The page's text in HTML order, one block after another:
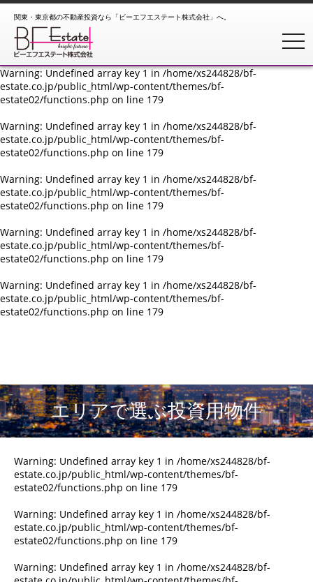
Warning: Undefined array key 1 in/home/xs244828/bf-
estate.co.jp/public_html/wp-content/themes/bf-
estate02/functions.php
Warning: Undefined array key 1 in/home/xs244828/bf-
estate.co.jp/public_html/wp-content/themes/bf-
estate02/functions.php on line 179
Warning: Undefined array key 1 in /home/xs244828/bf-
estate.co.jp/public_html/wp-content/themes/bf-
estate02/functions.php on line 179
Warning: Undefined array key 1 in /home/xs244828/bf-
estate.co.jp/public_html/wp-content/themes/bf-
estate02/functions.php on line 179
Warning: Undefined array key 1 in /home/xs244828/bf-
estate.co.jp/public_html/wp-content/themes/bf-
estate02/functions.php on line 179
Warning: Undefined array key 1 in /home/xs244828/bf-
estate.co.jp/public_html/wp-content/themes/bf-
estate02/functions.php on line 179
関東・東京都の不動産投資なら「ビーエフエステート株式会社」へ。
エリアで選ぶ投資用物件
Warning: Undefined array key 1 in /home/xs244828/bf-
estate.co.jp/public_html/wp-content/themes/bf-
estate02/functions.php on line 179
Warning: Undefined array key 1 in /home/xs244828/bf-
estate.co.jp/public_html/wp-content/themes/bf-
estate02/functions.php on line 179
Warning: Undefined array key 1 in /home/xs244828/bf-